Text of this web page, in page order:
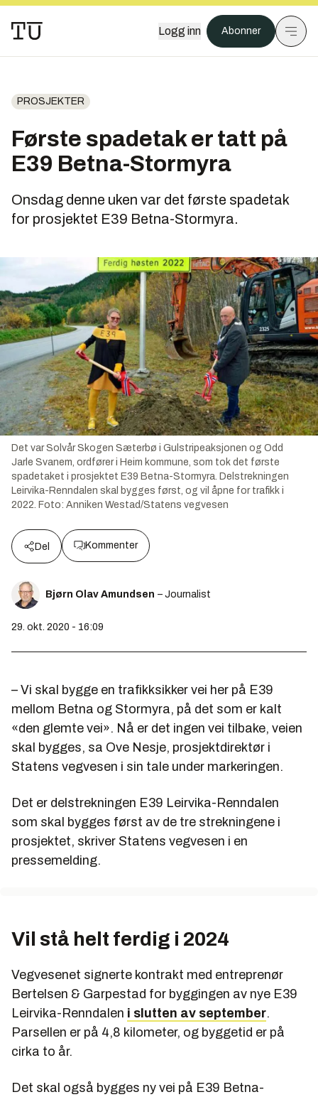
Logg inn Abonner
PROSJEKTER
Første spadetak er tatt på
E39 Betna-Stormyra
Onsdag denne uken var det første spadetak
for prosjektet E39 Betna-Stormyra.
Det var Solvår Skogen Sæterbø i Gulstripeaksjonen og Odd
Jarle Svanem, ordfører i Heim kommune, som tok det første
spadetaket i prosjektet E39 Betna-Stormyra. Delstrekningen
Leirvika-Renndalen skal bygges først, og vil åpne for trafikk i
2022. Foto: Anniken Westad/Statens vegvesen
Del Kommenter
Bjørn Olav Amundsen – Journalist
29. okt. 2020 - 16:09
– Vi skal bygge en trafikksikker vei her på E39
mellom Betna og Stormyra, på det som er kalt
«den glemte vei». Nå er det ingen vei tilbake, veien
skal bygges, sa Ove Nesje, prosjektdirektør i
Statens vegvesen i sin tale under markeringen.
Det er delstrekningen E39 Leirvika-Renndalen
som skal bygges først av de tre strekningene i
prosjektet, skriver Statens vegvesen i en
pressemelding.
Vil stå helt ferdig i 2024
Vegvesenet signerte kontrakt med entreprenør
Bertelsen & Garpestad for byggingen av nye E39
Leirvika-Renndalen i slutten av september.
Parsellen er på 4,8 kilometer, og byggetid er på
cirka to år.
Det skal også bygges ny vei på E39 Betna-